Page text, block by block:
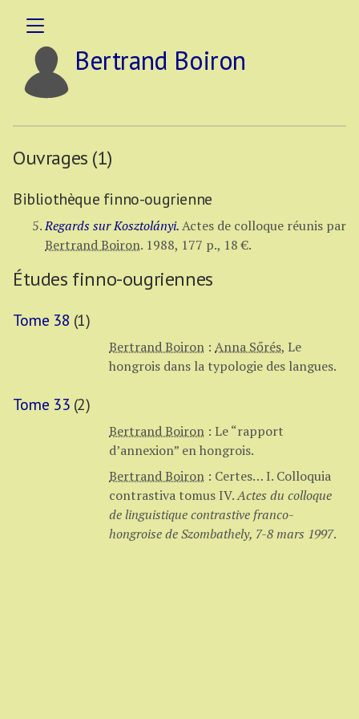
Bertrand Boiron
Ouvrages (1)
Bibliothèque finno-ougrienne
Regards sur Kosztolányi.Actes de colloque réunis par
Bertrand Boiron. 1988, 177 p., 18 €.
Études finno-ougriennes
Tome 38 (1)
Bertrand Boiron : Anna Sőrés, Le
hongrois dans la typologie des langues.
Tome 33 (2)
Bertrand Boiron : Le “rapport
d’annexion” en hongrois.
Bertrand Boiron : Certes… I. Colloquia
contrastiva tomus IV.Actes du colloque
de linguistique contrastive franco-
hongroise de Szombathely, 7-8 mars 1997.